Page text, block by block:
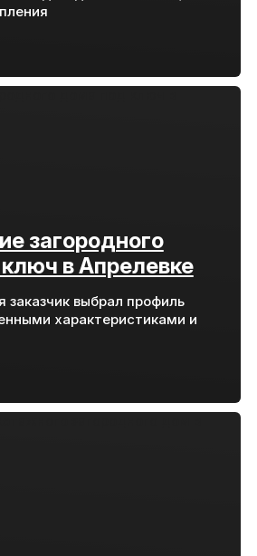
загородного
в Апрелевке
заказчик выбрал профиль
характеристиками и